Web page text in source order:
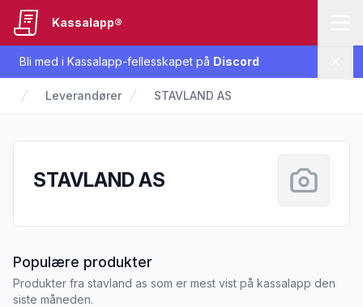
Bli med i Kassalapp-fellesskapet på Discord
Kassalapp®
Leverandører STAVLAND AS
STAVLAND AS
Populære produkterfra STAVLAND AS
Produkter fra stavland as som er mest vist på kassalapp den
siste måneden.